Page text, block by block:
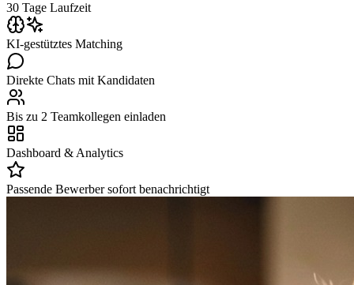
30 Tage Laufzeit
KI-gestütztes Matching
Direkte Chats mit Kandidaten
Bis zu 2 Teamkollegen einladen
Dashboard & Analytics
Passende Bewerber sofort benachrichtigt